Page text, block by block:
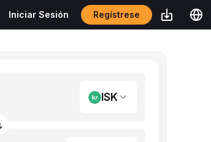
Iniciar Sesión Regístrese
ISK